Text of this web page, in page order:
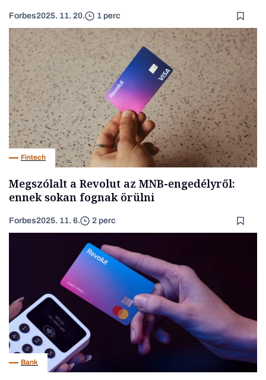
Forbes2025. 11. 20. 1 perc
Fintech
Megszólalt a Revolut az MNB-engedélyről:
ennek sokan fognak örülni
Forbes2025. 11. 6. 2 perc
Bank